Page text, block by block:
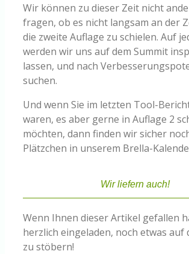
Wir können zu dieser Zeit nicht
fragen, ob es nicht langsam an der
die zweite Auflage zu schielen. Auf
werden wir uns auf dem Summit
lassen, und nach
suchen.
Und wenn Sie im letzten Tool-
waren, es aber gerne in Auflage 2
möchten, dann finden wir sicher
Plätzchen in unserem Brella-
Wir liefern auch!
Wenn Ihnen dieser Artikel gefallen
herzlich eingeladen, noch etwas auf
zu stöbern!